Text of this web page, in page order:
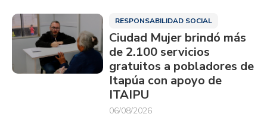
RESPONSABILIDAD SOCIAL
Ciudad Mujer brindó más
de 2.100 servicios
gratuitos a pobladores de
Itapúa con apoyo de
ITAIPU
06/08/2026